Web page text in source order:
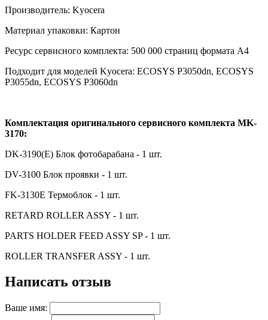
Производитель: Kyocera
Материал упаковки: Картон
Ресурс сервисного комплекта: 500 000 страниц формата А4
Подходит для моделей Kyocera: ECOSYS P3050dn, ECOSYS
P3055dn, ECOSYS P3060dn
Комплектация оригинального сервисного комплекта MK-
3170:
DK-3190(E) Блок фотобарабана - 1 шт.
DV-3100 Блок проявки - 1 шт.
FK-3130E Термоблок - 1 шт.
RETARD ROLLER ASSY - 1 шт.
PARTS HOLDER FEED ASSY SP - 1 шт.
ROLLER TRANSFER ASSY - 1 шт.
Написать отзыв
Ваше имя: